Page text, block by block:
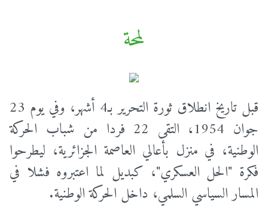
لمحة
قبل تاريخ انطلاق ثورة التحرير بـ4 أشهر، وفي يوم 23
جوان 1954، التقى 22 فردا من شباب الحركة
الوطنية، في منزل بأعالي العاصمة الجزائرية، ليطرحوا
فكرة "الحل العسكري"، كبديل لما اعتبروه فشلا في
المسار السياسي السلمي، داخل الحركة الوطنية.